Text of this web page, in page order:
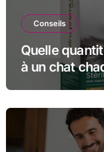
Conseils
Quelle
à un chat